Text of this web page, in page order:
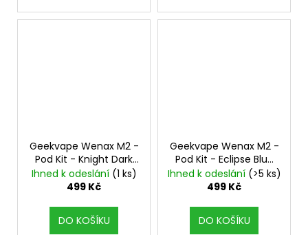
Geekvape Wenax M2 -
Pod Kit - Knight Dark
1200mAh
Ihned k odeslání (1 ks)
499 Kč
DO KOŠÍKU
Geekvape Wenax M2 -
Pod Kit - Eclipse Blue
1200mAh
Ihned k odeslání (>5 ks)
499 Kč
DO KOŠÍKU